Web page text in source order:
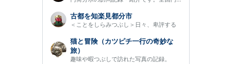
古都を知楽見都分市
＜ことをしらみつぶし＞日々、卑評する
猫と冒険（カツピチ一行の奇妙な
旅）
趣味や暇つぶしで訪れた写真の記録。